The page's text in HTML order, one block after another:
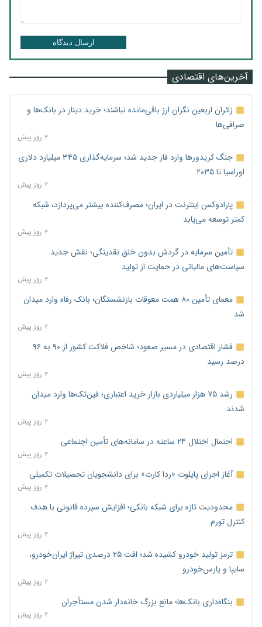
ارسال دیدگاه
آخرین‌های اقتصادی
زائران اربعین نگران ارز باقی‌مانده نباشند؛ خرید دینار در بانک‌ها و
صرافی‌ها
۲ روز پیش
جنگ کریدورها وارد فاز جدید شد؛ سرمایه‌گذاری ۳۴۵ میلیارد دلاری
اوراسیا تا ۲۰۳۵
۲ روز پیش
پارادوکس اینترنت در ایران؛ مصرف‌کننده بیشتر می‌پردازد، شبکه
کمتر توسعه می‌یابد
۲ روز پیش
تأمین سرمایه در گردش بدون خلق نقدینگی؛ نقش جدید
سیاست‌های مالیاتی در حمایت از تولید
۲ روز پیش
معمای تأمین ۸۰ همت معوقات بازنشستگان؛ بانک رفاه وارد میدان
شد
۲ روز پیش
فشار اقتصادی در مسیر صعود؛ شاخص فلاکت کشور از ۹۰ به ۹۶
درصد رسید
۲ روز پیش
رشد ۷۵ هزار میلیاردی بازار خرید اعتباری؛ فین‌تک‌ها وارد میدان
شدند
۲ روز پیش
احتمال اختلال ۲۴ ساعته در سامانه‌های تأمین اجتماعی
۲ روز پیش
آغاز اجرای پایلوت «ردا کارت» برای دانشجویان تحصیلات تکمیلی
۲ روز پیش
محدودیت تازه برای شبکه بانکی؛ افزایش سپرده قانونی با هدف
کنترل تورم
۲ روز پیش
ترمز تولید خودرو کشیده شد؛ افت ۲۵ درصدی تیراژ ایران‌خودرو،
سایپا و پارس‌خودرو
۲ روز پیش
بنگاه‌داری بانک‌ها؛ مانع بزرگ خانه‌دار شدن مستأجران
۲ روز پیش